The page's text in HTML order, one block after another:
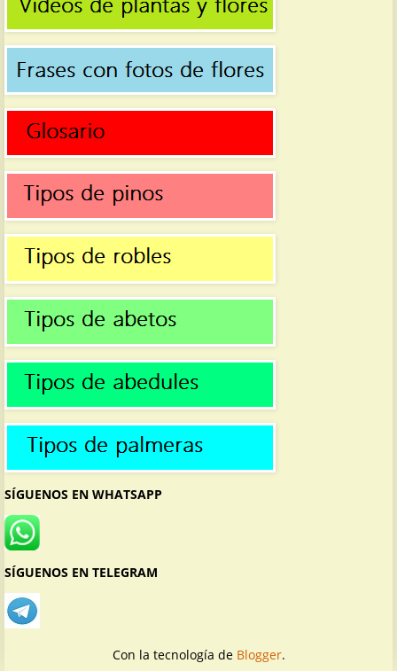
SÍGUENOS EN WHATSAPP
SÍGUENOS EN TELEGRAM
Con la tecnología de Blogger.